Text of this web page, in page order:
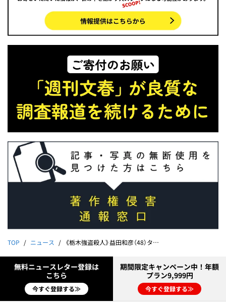
TOP ニュース 《栃木強盗殺人》益田和彦（48）タクシー運転手が「トクリュウ主導役」に堕ちるまで《竹前海斗＆実行役高校生が語っていた接点「怖い先輩がいる」》
無料ニュースレター登録は
こちら
今すぐ登録する≫
期間限定キャンペーン中！年額
プラン9,999円
今すぐ登録する≫